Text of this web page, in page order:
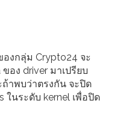
องกลุ่ม Crypto24 จะ
อง driver มาเปรียบ
าพบว่าตรงกัน จะปิด
ในระดับ kernel เพื่อปิด